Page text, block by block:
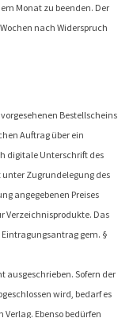
Monat zu beenden. Der
nach Widerspruch
Bestellscheins
Auftrag über ein
digitale Unterschrift des
Zugrundelegung des
angegebenen Preises
Verzeichnisprodukte. Das
gem. §
ausgeschrieben. Sofern der
wird, bedarf es
Ebenso bedürfen